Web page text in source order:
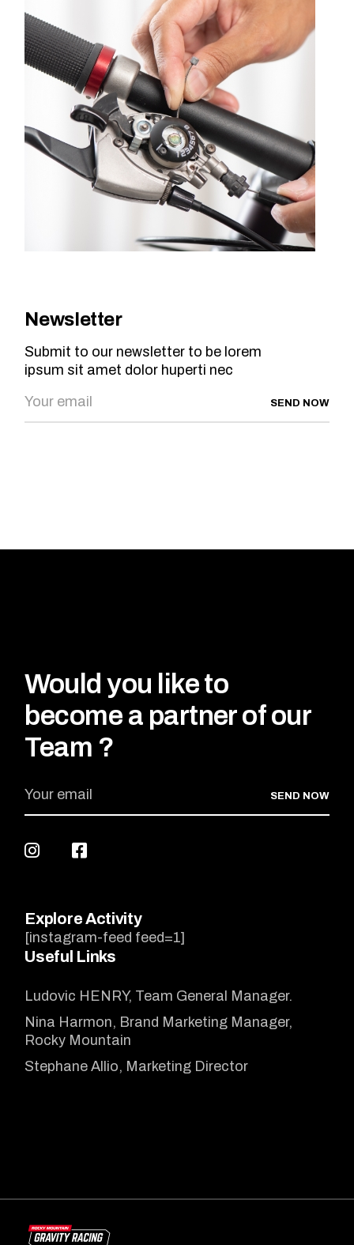
Newsletter
Submit to our newsletter to be lorem
ipsum sit amet dolor huperti nec
SEND NOW
Would you like to
become a partner of our
Team ?
SEND NOW
Explore Activity
[instagram-feed feed=1]
Useful Links
Ludovic HENRY, Team General Manager.
Nina Harmon, Brand Marketing Manager,
Rocky Mountain
Stephane Allio, Marketing Director